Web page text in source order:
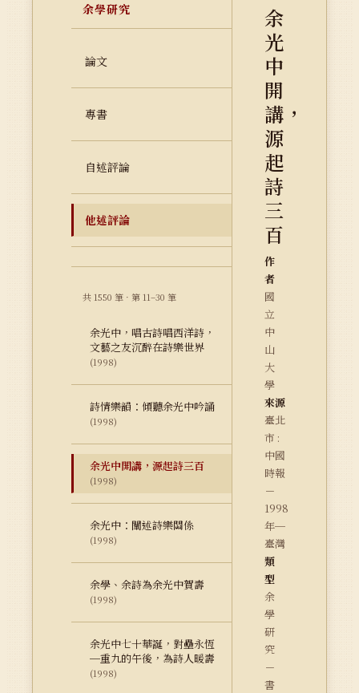
余學研究
論文
專書
自述評論
他述評論
共 1550 筆 · 第 11–30 筆
余光中，唱古詩唱西洋詩，
文藝之友沉醉在詩樂世界
(1998)
詩情樂韻：傾聽余光中吟誦
(1998)
余光中開講，源起詩三百
(1998)
余光中：闡述詩樂關係
(1998)
余學、余詩為余光中賀壽
(1998)
余光中七十華誕，對壘永恆
─重九的午後，為詩人暖壽
(1998)
余
光
中
開
講，
源
起
詩
三
百
作
者
國
立
中
山
大
學
來源
臺北
市 :
中國
時報
－
1998
年─
臺灣
類
型
余
學
研
究
－
書